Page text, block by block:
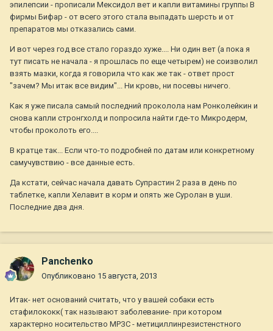
эпилепсии - прописали Мексидол вет и капли витамины группы В
фирмы Бифар - от всего этого стала выпадать шерсть и от
препаратов мы отказались сами.
И вот через год все стало гораздо хуже.... Ни один вет (а пока я
тут писать не начала - я прошлась по еще четырем) не соизволил
взять мазки, когда я говорила что как же так - ответ прост
"зачем? Мы итак все видим"... Ни кровь, ни посевы ничего.
Как я уже писала самый последний проколола нам Ронколейкин и
снова капли стронгхолд и попросила найти где-то Микродерм,
чтобы проколоть его....
В кратце так... Если что-то подробней по датам или конкретному
самучувствию - все данные есть.
Да кстати, сейчас начала давать Супрастин 2 раза в день по
таблетке, капли Хелавит в корм и опять же Суролан в уши.
Последние два дня.
Panchenko
Опубликовано 15 августа, 2013
Итак- нет оснований считать, что у вашей собаки есть
стафилококк( так называют заболевание- при котором
характерно носительство МРЗС - метициллинрезистенстного